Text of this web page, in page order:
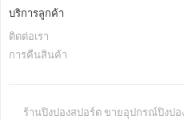
บริการลูกค้า
ติดต่อเรา
การคืนสินค้า
ร้านปิงปองสปอร์ต ขายอุปกรณ์ปิงปอ